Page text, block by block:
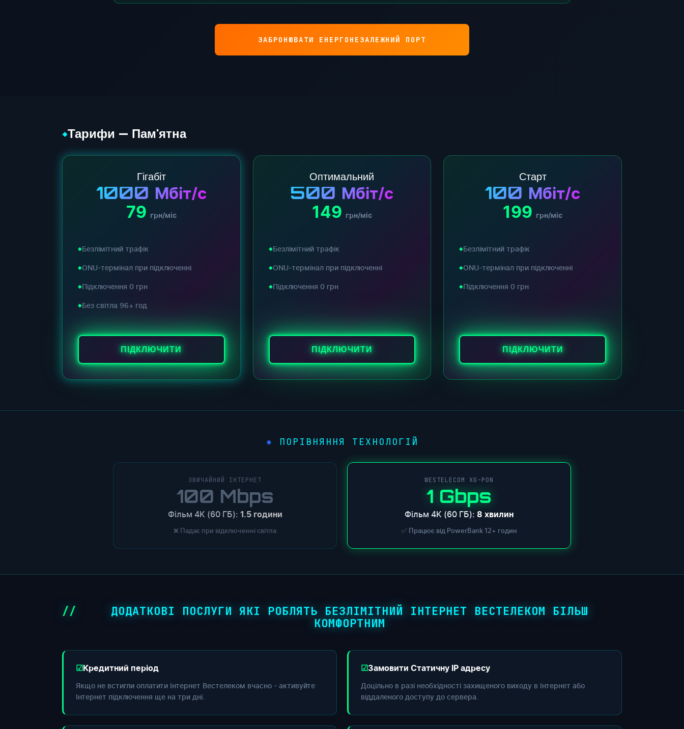
ЗАБРОНЮВАТИ ЕНЕРГОНЕЗАЛЕЖНИЙ ПОРТ
◆Тарифи — Пам'ятна
Гігабіт
1000 Мбіт/с
79 грн/міс
Безлімітний трафік
ONU-термінал при підключенні
Підключення 0 грн
Без світла 96+ год
ПІДКЛЮЧИТИ
Оптимальний
500 Мбіт/с
149 грн/міс
Безлімітний трафік
ONU-термінал при підключенні
Підключення 0 грн
ПІДКЛЮЧИТИ
Старт
100 Мбіт/с
199 грн/міс
Безлімітний трафік
ONU-термінал при підключенні
Підключення 0 грн
ПІДКЛЮЧИТИ
● ПОРІВНЯННЯ ТЕХНОЛОГІЙ
ЗВИЧАЙНИЙ ІНТЕРНЕТ
100 Mbps
Фільм 4K (60 ГБ): 1.5 години
❌ Падає при відключенні світла
WESTELECOM XG-PON
1 Gbps
Фільм 4K (60 ГБ): 8 хвилин
✅ Працює від PowerBank 12+ годин
ДОДАТКОВІ ПОСЛУГИ ЯКІ РОБЛЯТЬ БЕЗЛІМІТНИЙ ІНТЕРНЕТ ВЕСТЕЛЕКОМ БІЛЬШ
КОМФОРТНИМ
Кредитний період
Якщо не встигли оплатити Інтернет Вестелеком вчасно - активуйте
Інтернет підключення ще на три дні.
Замовити Статичну IP адресу
Доцільно в разі необхідності захищеного виходу в Інтернет або
віддаленого доступу до сервера.